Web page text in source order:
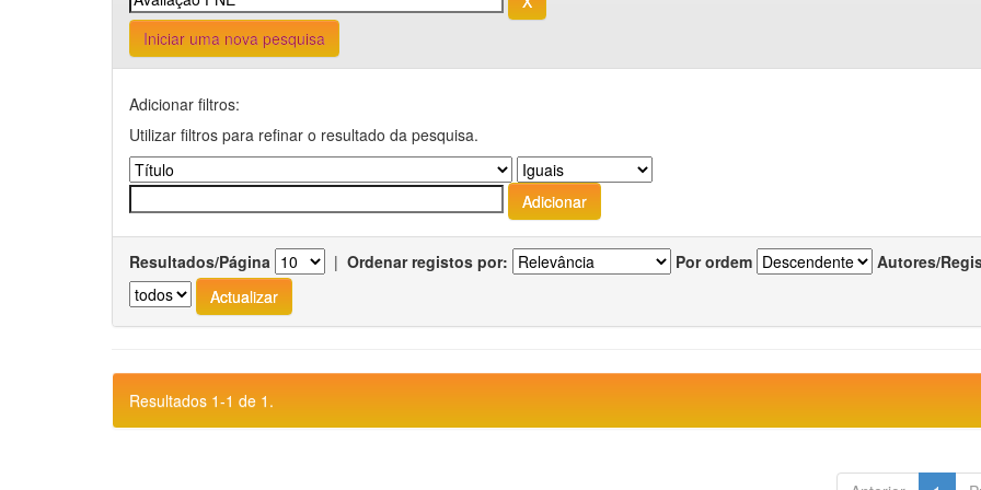
Iniciar uma nova pesquisa
Adicionar filtros:
Utilizar filtros para refinar o resultado da pesquisa.
Resultados/Página | Ordenar registos por: Por ordem Autores/
Resultados 1-1 de 1.